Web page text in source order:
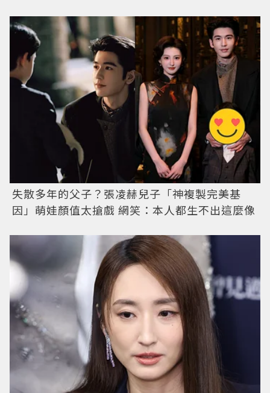
失散多年的父子？張凌赫兒子「神複製完美基
因」萌娃顏值太搶戲 網笑：本人都生不出這麼像